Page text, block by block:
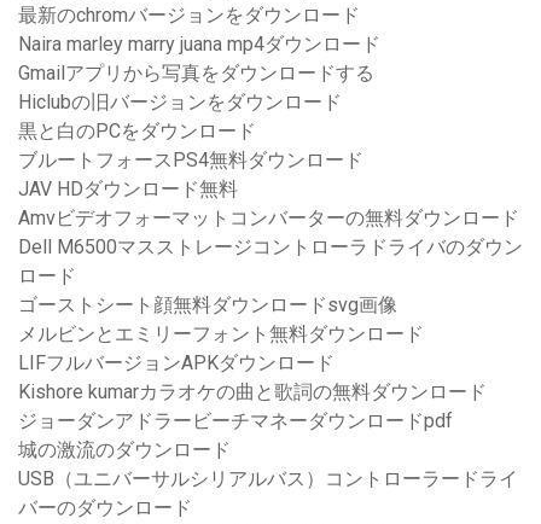
最新のchromバージョンをダウンロード
Naira marley marry juana mp4ダウンロード
Gmailアプリから写真をダウンロードする
Hiclubの旧バージョンをダウンロード
黒と白のPCをダウンロード
ブルートフォースPS4無料ダウンロード
JAV HDダウンロード無料
Amvビデオフォーマットコンバーターの無料ダウンロード
Dell M6500マスストレージコントローラドライバのダウン
ロード
ゴーストシート顔無料ダウンロードsvg画像
メルビンとエミリーフォント無料ダウンロード
LIFフルバージョンAPKダウンロード
Kishore kumarカラオケの曲と歌詞の無料ダウンロード
ジョーダンアドラービーチマネーダウンロードpdf
城の激流のダウンロード
USB（ユニバーサルシリアルバス）コントローラードライ
バーのダウンロード